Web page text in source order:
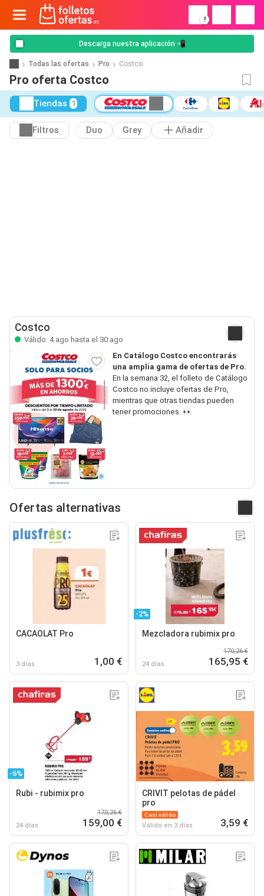
!
Descarga nuestra aplicación 📲
Todas las ofertas Pro Costco
Pro oferta Costco
Tiendas 1
Filtros Duo Grey Añadir
Costco
Válido: 4 ago hasta el 30 ago
En Catálogo Costco encontrarás
una amplia gama de ofertas de Pro.
En la semana 32, el folleto de Catálogo
Costco no incluye ofertas de Pro,
mientras que otras tiendas pueden
tener promociones. 👀
Ofertas alternativas
CACAOLAT Pro
3 días 1,00 €
-2%
Mezcladora rubimix pro
24 días
170,26 €
165,95 €
-6%
Rubi - rubimix pro
24 días
170,26 €
159,00 €
CRIVIT pelotas de pádel
pro
Casi válido
Válido en 3 días 3,59 €